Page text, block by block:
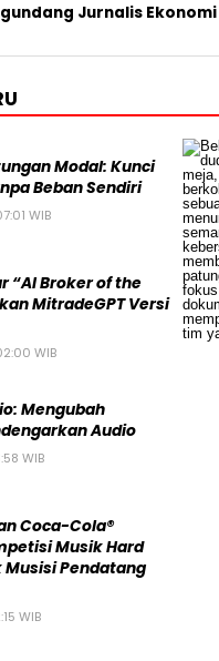
Jurnalis
Modal: Kunci
Beban Sendiri
WIB
“AI Broker of the
MitradeGPT Versi
WIB
Mengubah
Audio
WIB
Coca-Cola®
Musik Hard
Musisi Pendatang
WIB